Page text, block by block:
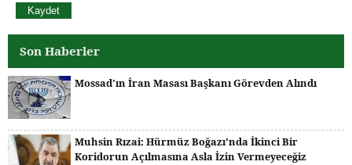
Son Haberler
Mossad'ın İran Masası Başkanı Görevden Alındı
Muhsin Rızai: Hürmüz Boğazı’nda İkinci Bir
Koridorun Açılmasına Asla İzin Vermeyeceğiz